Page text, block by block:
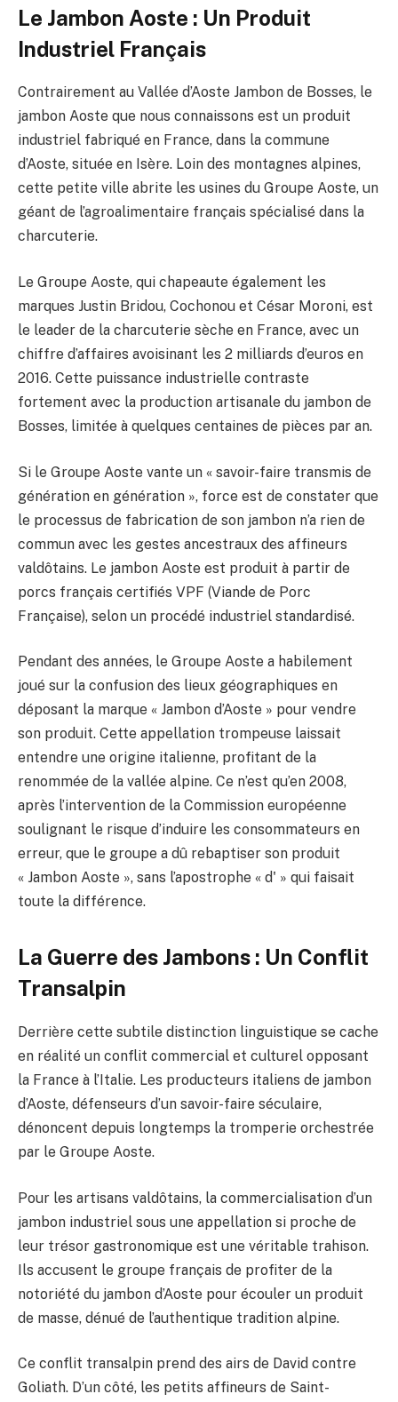
Le Jambon Aoste : Un Produit
Industriel Français
Contrairement au Vallée d’Aoste Jambon de Bosses, le
jambon Aoste que nous connaissons est un produit
industriel fabriqué en France, dans la commune
d’Aoste, située en Isère. Loin des montagnes alpines,
cette petite ville abrite les usines du Groupe Aoste, un
géant de l’agroalimentaire français spécialisé dans la
charcuterie.
Le Groupe Aoste, qui chapeaute également les
marques Justin Bridou, Cochonou et César Moroni, est
le leader de la charcuterie sèche en France, avec un
chiffre d’affaires avoisinant les 2 milliards d’euros en
2016. Cette puissance industrielle contraste
fortement avec la production artisanale du jambon de
Bosses, limitée à quelques centaines de pièces par an.
Si le Groupe Aoste vante un « savoir-faire transmis de
génération en génération », force est de constater que
le processus de fabrication de son jambon n’a rien de
commun avec les gestes ancestraux des affineurs
valdôtains. Le jambon Aoste est produit à partir de
porcs français certifiés VPF (Viande de Porc
Française), selon un procédé industriel standardisé.
Pendant des années, le Groupe Aoste a habilement
joué sur la confusion des lieux géographiques en
déposant la marque « Jambon d’Aoste » pour vendre
son produit. Cette appellation trompeuse laissait
entendre une origine italienne, profitant de la
renommée de la vallée alpine. Ce n’est qu’en 2008,
après l’intervention de la Commission européenne
soulignant le risque d’induire les consommateurs en
erreur, que le groupe a dû rebaptiser son produit
« Jambon Aoste », sans l’apostrophe « d' » qui faisait
toute la différence.
La Guerre des Jambons : Un Conflit
Transalpin
Derrière cette subtile distinction linguistique se cache
en réalité un conflit commercial et culturel opposant
la France à l’Italie. Les producteurs italiens de jambon
d’Aoste, défenseurs d’un savoir-faire séculaire,
dénoncent depuis longtemps la tromperie orchestrée
par le Groupe Aoste.
Pour les artisans valdôtains, la commercialisation d’un
jambon industriel sous une appellation si proche de
leur trésor gastronomique est une véritable trahison.
Ils accusent le groupe français de profiter de la
notoriété du jambon d’Aoste pour écouler un produit
de masse, dénué de l’authentique tradition alpine.
Ce conflit transalpin prend des airs de David contre
Goliath. D’un côté, les petits affineurs de Saint-